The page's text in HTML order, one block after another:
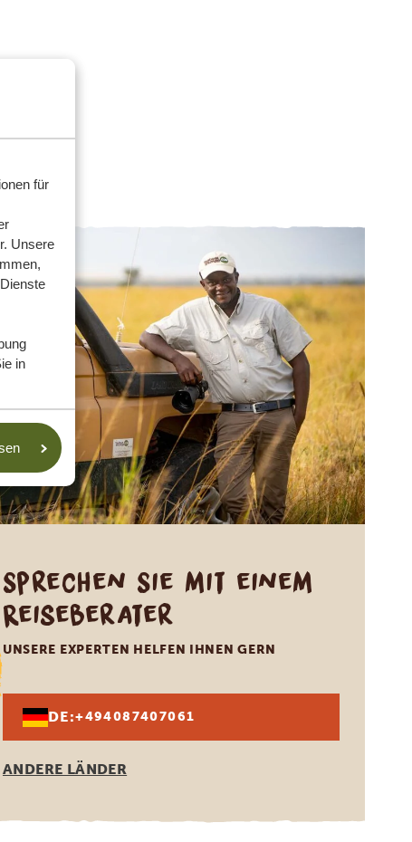
für
Unsere
in
Sprechen Sie mit einem
Reiseberater
UNSERE EXPERTEN HELFEN IHNEN GERN
DE:+494087407061
ANDERE LÄNDER